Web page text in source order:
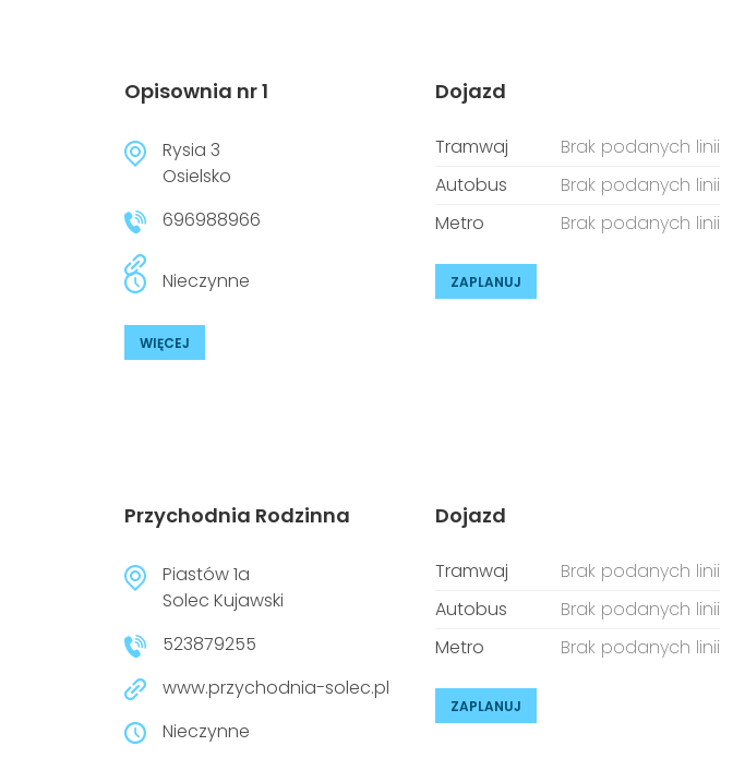
Opisownia nr 1
Rysia 3
Osielsko
696988966
Nieczynne
WIĘCEJ
Dojazd
Tramwaj
Brak podanych linii
Autobus
Brak podanych linii
Metro
Brak podanych linii
ZAPLANUJ
Przychodnia Rodzinna
Piastów 1a
Solec Kujawski
523879255
www.przychodnia-solec.pl
Nieczynne
Dojazd
Tramwaj
Brak podanych linii
Autobus
Brak podanych linii
Metro
Brak podanych linii
ZAPLANUJ